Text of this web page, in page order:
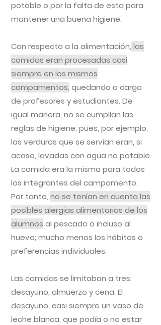
potable o por la falta de esta para
mantener una buena higiene.
Con respecto a la alimentación, las
comidas eran procesadas casi
siempre en los mismos
campamentos, quedando a cargo
de profesores y estudiantes. De
igual manera, no se cumplían las
reglas de higiene; pues, por ejemplo,
las verduras que se servían eran, si
acaso, lavadas con agua no potable.
La comida era la misma para todos
los integrantes del campamento.
Por tanto, no se tenían en cuenta las
posibles alergias alimentarias de los
alumnos al pescado o incluso al
huevo; mucho menos los hábitos o
preferencias individuales.
Las comidas se limitaban a tres:
desayuno, almuerzo y cena. El
desayuno, casi siempre un vaso de
leche blanca, que podía o no estar